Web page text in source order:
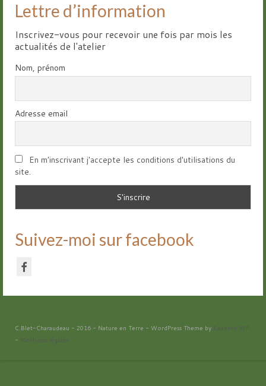
Lettre d’information
Inscrivez-vous pour recevoir une fois par mois les
actualités de l'atelier
Nom, prénom
Adresse email
En m'inscrivant j'accepte les conditions d'utilisations du
site.
Suivez-moi sur facebook
C.Blet-Charaudeau - 2016 - Nature en Terre - WordPress Theme by
Kadence WP
- Mentions légales